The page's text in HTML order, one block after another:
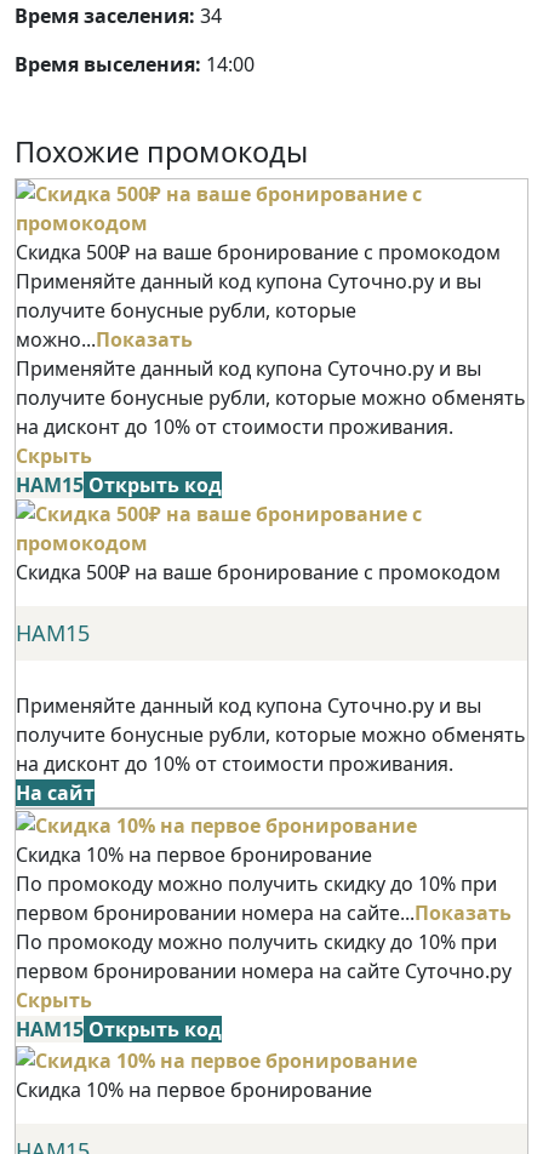
Время заселения: 34
Время выселения: 14:00
Похожие промокоды
Скидка 500₽ на ваше бронирование с промокодом
Применяйте данный код купона Суточно.ру и вы
получите бонусные рубли, которые
можно...Показать
Применяйте данный код купона Суточно.ру и вы
получите бонусные рубли, которые можно обменять
на дисконт до 10% от стоимости проживания.
Скрыть
НАМ15 Открыть код
Скидка 500₽ на ваше бронирование с промокодом
НАМ15
Применяйте данный код купона Суточно.ру и вы
получите бонусные рубли, которые можно обменять
на дисконт до 10% от стоимости проживания.
На сайт
Скидка 10% на первое бронирование
По промокоду можно получить скидку до 10% при
первом бронировании номера на сайте...Показать
По промокоду можно получить скидку до 10% при
первом бронировании номера на сайте Суточно.ру
Скрыть
НАМ15 Открыть код
Скидка 10% на первое бронирование